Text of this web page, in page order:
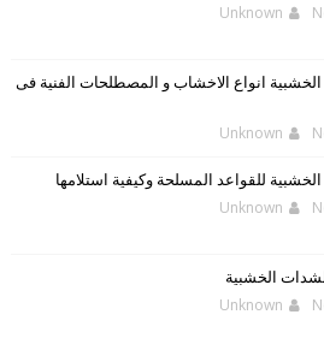
Unknown
انواع الاخشاب و المصطلحات الفنية فى
Unknown
للقواعد المسلحة وكيفية استلامها
Unknown
الخشبية
Unknown